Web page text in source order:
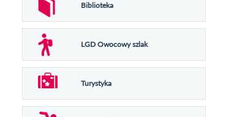
Biblioteka
LGD Owocowy szlak
Turystyka